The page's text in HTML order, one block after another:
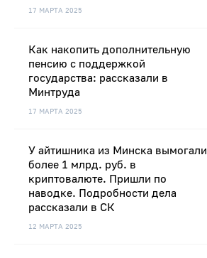
17 МАРТА 2025
17 МАРТА 2025
Как накопить дополнительную
пенсию с поддержкой
государства: рассказали в
Минтруда
12 МАРТА 2025
У айтишника из Минска вымогали
более 1 млрд. руб. в
криптовалюте. Пришли по
наводке. Подробности дела
рассказали в СК